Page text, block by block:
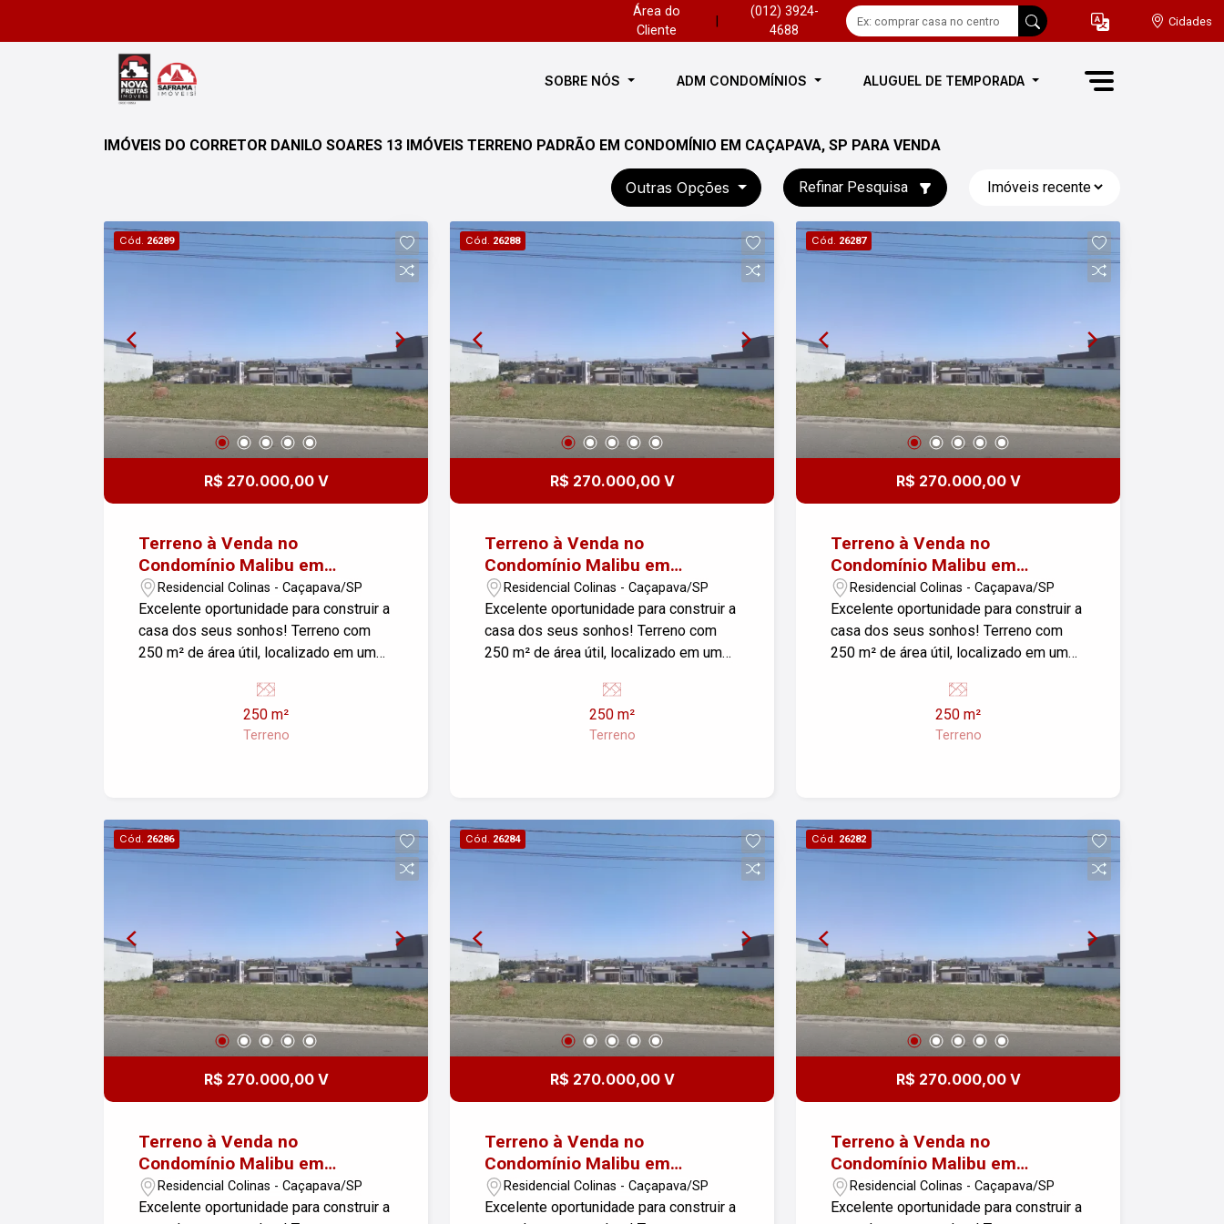
Área do
Cliente
(012) 3924-
4688
Cidades
SOBRE NÓS ADM CONDOMÍNIOS ALUGUEL DE TEMPORADA
IMÓVEIS DO CORRETOR DANILO SOARES 13 IMÓVEIS TERRENO PADRÃO EM CONDOMÍNIO EM CAÇAPAVA, SP PARA VENDA
Outras Opções Refinar Pesquisa
Cód. 26289
R$ 270.000,00 V
Terreno à Venda no
Condomínio Malibu em
Caçapava
Residencial Colinas - Caçapava/SP
Excelente oportunidade para construir a
casa dos seus sonhos! Terreno com
250 m² de área útil, localizado em um
tranquilos de Caçapava. O lote possui
topografia plana, facilitando o projeto e
reduzindo custos de construção. Ideal
oferece portaria 24 horas, sistema de
monitoramento e áreas verdes,
comércios, escolas e serviços. Invista
em tranquilidade, segurança e bem-
estar! Entre em contato e venha
conhecer esse terreno incrível no
Condomínio Malibu em Caçapava.
Imobiliária Nova Freitas, seu sonho
começa aqui!
250 m²
Terreno
Cód. 26288
R$ 270.000,00 V
Terreno à Venda no
Condomínio Malibu em
Caçapava
Residencial Colinas - Caçapava/SP
Excelente oportunidade para construir a
casa dos seus sonhos! Terreno com
250 m² de área útil, localizado em um
tranquilos de Caçapava. O lote possui
topografia plana, facilitando o projeto e
reduzindo custos de construção. Ideal
oferece portaria 24 horas, sistema de
monitoramento e áreas verdes,
comércios, escolas e serviços. Invista
em tranquilidade, segurança e bem-
estar! Entre em contato e venha
conhecer esse terreno incrível no
Condomínio Malibu em Caçapava.
Imobiliária Nova Freitas, seu sonho
começa aqui!
250 m²
Terreno
Cód. 26287
R$ 270.000,00 V
Terreno à Venda no
Condomínio Malibu em
Caçapava
Residencial Colinas - Caçapava/SP
Excelente oportunidade para construir a
casa dos seus sonhos! Terreno com
250 m² de área útil, localizado em um
tranquilos de Caçapava. O lote possui
topografia plana, facilitando o projeto e
reduzindo custos de construção. Ideal
oferece portaria 24 horas, sistema de
monitoramento e áreas verdes,
comércios, escolas e serviços. Invista
em tranquilidade, segurança e bem-
estar! Entre em contato e venha
conhecer esse terreno incrível no
Condomínio Malibu em Caçapava.
Imobiliária Nova Freitas, seu sonho
começa aqui!
250 m²
Terreno
Cód. 26286
R$ 270.000,00 V
Terreno à Venda no
Condomínio Malibu em
Caçapava
Residencial Colinas - Caçapava/SP
Excelente oportunidade para construir a
Cód. 26284
R$ 270.000,00 V
Terreno à Venda no
Condomínio Malibu em
Caçapava
Residencial Colinas - Caçapava/SP
Excelente oportunidade para construir a
Cód. 26282
R$ 270.000,00 V
Terreno à Venda no
Condomínio Malibu em
Caçapava
Residencial Colinas - Caçapava/SP
Excelente oportunidade para construir a